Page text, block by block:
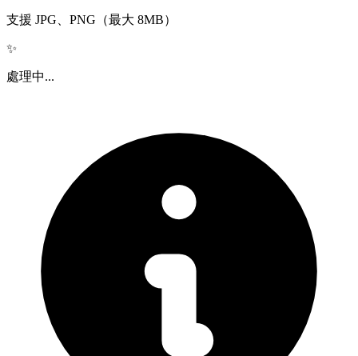
支援 JPG、PNG（最大 8MB）
✨
處理中...